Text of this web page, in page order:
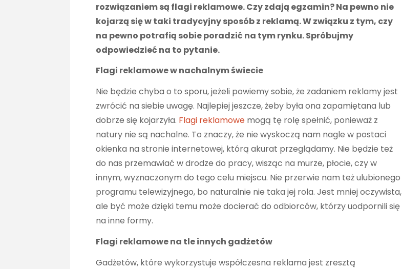
rozwiązaniem są flagi reklamowe. Czy zdają egzamin? Na pewno nie
kojarzą się w taki tradycyjny sposób z reklamą. W związku z tym, czy
na pewno potrafią sobie poradzić na tym rynku. Spróbujmy
odpowiedzieć na to pytanie.
Flagi reklamowe w nachalnym świecie
Nie będzie chyba o to sporu, jeżeli powiemy sobie, że zadaniem reklamy jest
zwrócić na siebie uwagę. Najlepiej jeszcze, żeby była ona zapamiętana lub
dobrze się kojarzyła. Flagi reklamowe mogą tę rolę spełnić, ponieważ z
natury nie są nachalne. To znaczy, że nie wyskoczą nam nagle w postaci
okienka na stronie internetowej, którą akurat przeglądamy. Nie będzie też
do nas przemawiać w drodze do pracy, wisząc na murze, płocie, czy w
innym, wyznaczonym do tego celu miejscu. Nie przerwie nam też ulubionego
programu telewizyjnego, bo naturalnie nie taka jej rola. Jest mniej oczywista,
ale być może dzięki temu może docierać do odbiorców, którzy uodpornili się
na inne formy.
Flagi reklamowe na tle innych gadżetów
Gadżetów, które wykorzystuje współczesna reklama jest zresztą